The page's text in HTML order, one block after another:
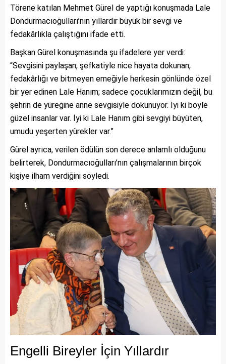
Törene katılan Mehmet Gürel de yaptığı konuşmada Lale
Dondurmacıoğulları’nın yıllardır büyük bir sevgi ve
fedakârlıkla çalıştığını ifade etti.
Başkan Gürel konuşmasında şu ifadelere yer verdi:
“Sevgisini paylaşan, şefkatiyle nice hayata dokunan,
fedakârlığı ve bitmeyen emeğiyle herkesin gönlünde özel
bir yer edinen Lale Hanım; sadece çocuklarımızın değil, bu
şehrin de yüreğine anne sevgisiyle dokunuyor. İyi ki böyle
güzel insanlar var. İyi ki Lale Hanım gibi sevgiyi büyüten,
umudu yeşerten yürekler var.”
Gürel ayrıca, verilen ödülün son derece anlamlı olduğunu
belirterek, Dondurmacıoğulları’nın çalışmalarının birçok
kişiye ilham verdiğini söyledi.
Engelli Bireyler İçin Yıllardır